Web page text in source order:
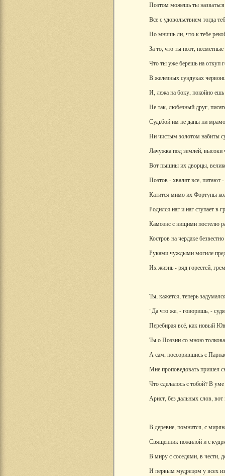
Поэтом можешь ты назваться
Все с удовольствием тогда
Но мнишь ли, что к тебе
За то, что ты поэт, несметные
Что ты уже берешь на откуп
В железных сундуках
И, лежа на боку, покойно
Не так, любезный друг,
Судьбой им не даны ни
Ни чистым золотом набиты
Лачужка под землей, высоки
Вот пышны их дворцы,
Поэтов - хвалят все, питают
Катится мимо их Фортуны
Родился наг и наг ступает в
Камоэнс с нищими постелю
Костров на чердаке
Руками чуждыми могиле
Их жизнь - ряд горестей,
Ты, кажется, теперь
"Да что же, - говоришь, -
Перебирая всё, как новый
Ты о Поэзии со мною
А сам, поссорившись с
Мне проповедовать пришел
Что сделалось с тобой? В
Арист, без дальных слов, вот
В деревне, помнится, с
Священник пожилой и с
В миру с соседями, в чести,
И первым мудрецом у всех